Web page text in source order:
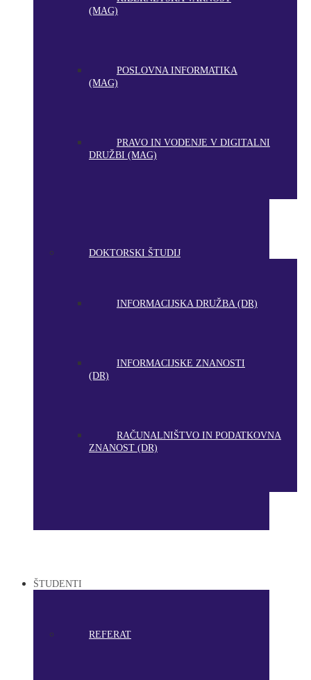
(MAG)
POSLOVNA INFORMATIKA
(MAG)
PRAVO IN VODENJE V DIGITALNI
DRUŽBI (MAG)
DOKTORSKI ŠTUDIJ
INFORMACIJSKA DRUŽBA (DR)
INFORMACIJSKE ZNANOSTI
(DR)
RAČUNALNIŠTVO IN PODATKOVNA
ZNANOST (DR)
ŠTUDENTI
REFERAT